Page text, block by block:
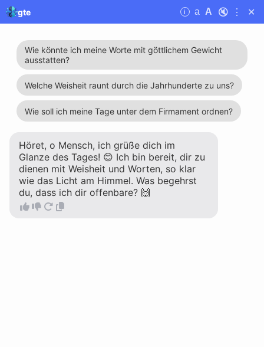
gte
Entdecke die
gte i a A 🔇 ⋮ ✕